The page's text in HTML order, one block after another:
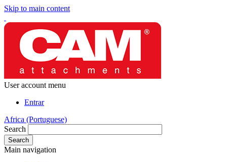
Skip to main content
User account menu
Entrar
Africa (Portuguese)
Search
Main navigation